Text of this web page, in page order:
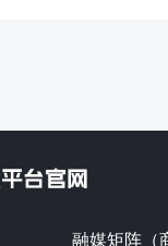
融媒矩阵（